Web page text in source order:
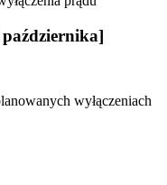
wyłączeniach